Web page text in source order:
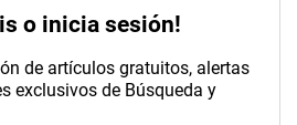
o inicia sesión!
de artículos gratuitos, alertas
exclusivos de Búsqueda y